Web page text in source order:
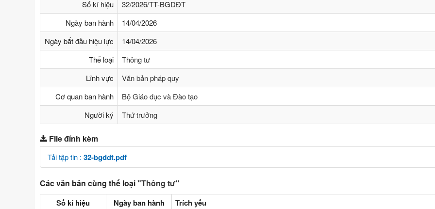
Số kí hiệu
32/2026/TT-BGDĐT
Ngày ban hành
14/04/2026
Ngày bắt đầu hiệu lực
14/04/2026
Thể loại
Thông tư
Lĩnh vực
Văn bản pháp quy
Cơ quan ban hành
Bộ Giáo dục và Đào tạo
Người ký
Thứ trưởng
File đính kèm
Tải tập tin : 32-bgddt.pdf
Các văn bản cùng thể loại"Thông tư"
Số kí hiệu Ngày ban hành Trích yếu